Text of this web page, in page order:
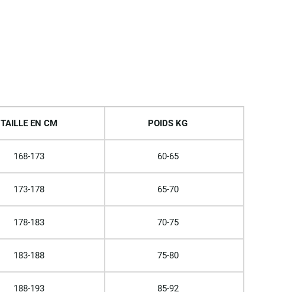
TAILLE EN CM POIDS KG
168-173 60-65
173-178 65-70
178-183 70-75
183-188 75-80
188-193 85-92